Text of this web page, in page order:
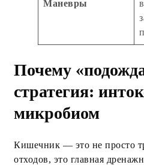
Маневры
Почему
стратегия:
микробиом
Кишечник — это не просто
отходов, это главная